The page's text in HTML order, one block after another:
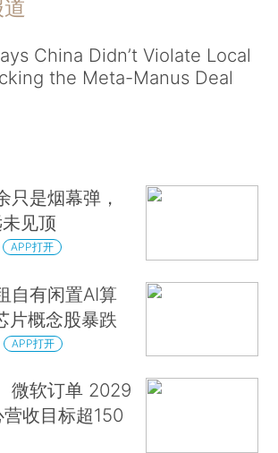
China Didn’t Violate Local
the Meta-Manus Deal
只是烟幕弹，
见顶
APP打开
自有闲置AI算
片概念股暴跌
APP打开
微软订单 2029
收目标超150